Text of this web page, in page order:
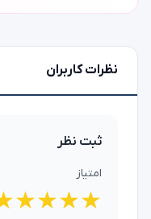
نظرات کاربران
ثبت نظر
امتیاز
★
★
★
★